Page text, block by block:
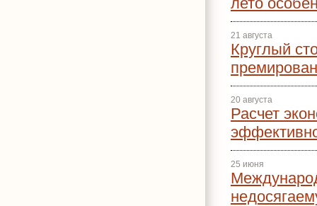
21 августа
Круглый
20 августа
Расчет
25 июня